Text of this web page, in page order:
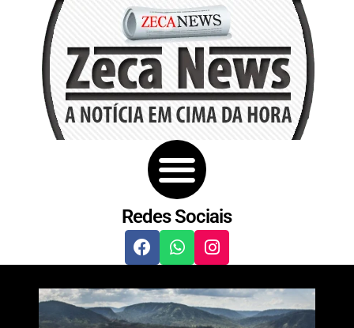
Redes Sociais